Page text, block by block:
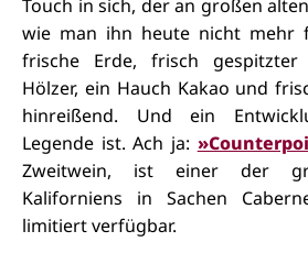
Touch in sich, der an großen
wie man ihn heute nicht mehr
frische Erde, frisch
Hölzer, ein Hauch Kakao und
hinreißend. Und ein
Legende ist. Ach ja:
Zweitwein, ist einer der
Kaliforniens in Sachen
limitiert verfügbar.